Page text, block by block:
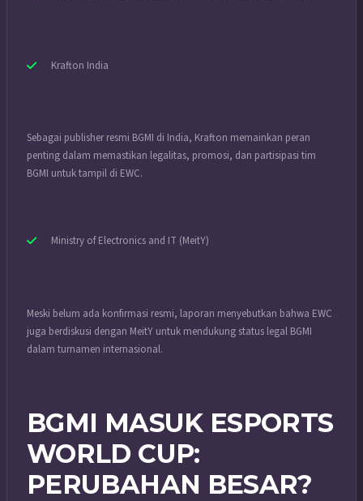
Krafton India
Sebagai publisher resmi BGMI di India, Krafton memainkan peran
penting dalam memastikan legalitas, promosi, dan partisipasi tim
BGMI untuk tampil di EWC.
Ministry of Electronics and IT (MeitY)
Meski belum ada konfirmasi resmi, laporan menyebutkan bahwa EWC
juga berdiskusi dengan MeitY untuk mendukung status legal BGMI
dalam turnamen internasional.
BGMI MASUK ESPORTS
WORLD CUP:
PERUBAHAN BESAR?